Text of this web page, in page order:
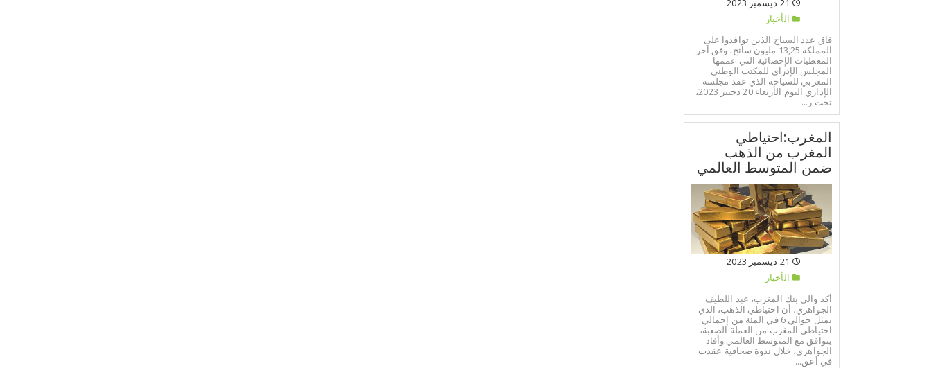
الأخبار
فاق عدد السياح الذين توافدوا على
المملكة 13,25 مليون سائح، وفق آخر
المعطيات الإحصائية التي عممها
المجلس الإدراي للمكتب الوطني
المغربي للسياحة الذي عقد مجلسه
الإداري اليوم الأربعاء 20 دجنبر 2023،
تحت ر...
المغرب:احتياطي
المغرب من الذهب
ضمن المتوسط العالمي
الأخبار
أكد والي بنك المغرب، عبد اللطيف
الجواهري، أن احتياطي الذهب، الذي
يمثل حوالي 6 في المئة من إجمالي
احتياطي المغرب من العملة الصعبة،
يتوافق مع المتوسط العالمي.وأفاد
الجواهري، خلال ندوة صحافية عقدت
في أعق...